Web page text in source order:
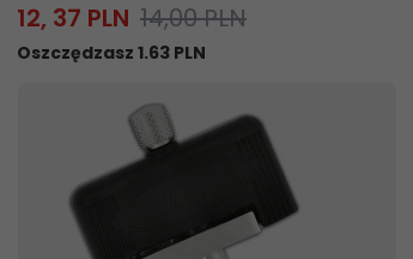
12, 37 PLN 14,00 PLN
Oszczędzasz 1.63 PLN